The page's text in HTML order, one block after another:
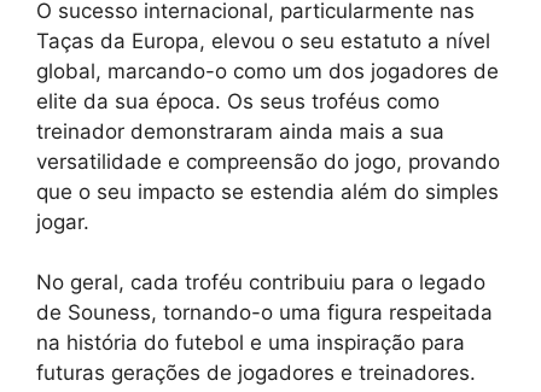
O sucesso internacional, particularmente nas
Taças da Europa, elevou o seu estatuto a nível
global, marcando-o como um dos jogadores de
elite da sua época. Os seus troféus como
treinador demonstraram ainda mais a sua
versatilidade e compreensão do jogo, provando
que o seu impacto se estendia além do simples
jogar.
No geral, cada troféu contribuiu para o legado
de Souness, tornando-o uma figura respeitada
na história do futebol e uma inspiração para
futuras gerações de jogadores e treinadores.